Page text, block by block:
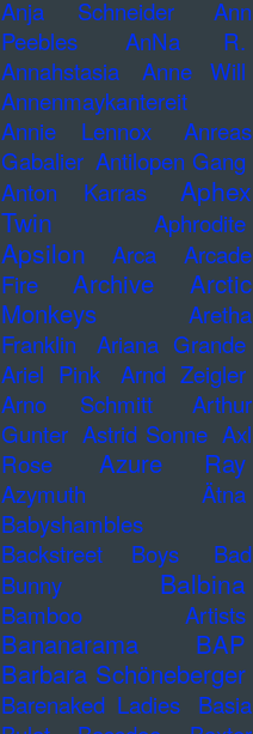
Anja Schneider
Ann
Peebles
AnNa R.
Annahstasia
Anne Will
Annenmaykantereit
Annie Lennox
Anreas
Gabalier Antilopen Gang
Anton Karras
Aphex
Twin
Aphrodite
Apsilon Arca
Arcade
Fire
Archive
Arctic
Monkeys
Aretha
Franklin
Ariana Grande
Ariel Pink
Arnd Zeigler
Arno Schmitt
Arthur
Gunter Astrid Sonne Axl
Rose
Azure Ray
Azymuth
Ätna
Babyshambles
Backstreet Boys
Bad
Bunny
Balbina
Bamboo Artists
Bananarama
BAP
Barbara Schöneberger
Barenaked Ladies
Basia